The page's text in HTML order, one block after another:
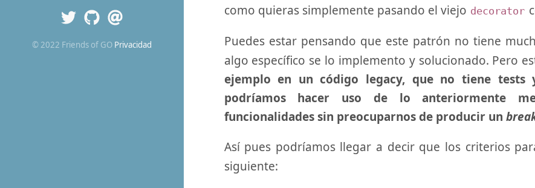
© 2022 Friends of GO Privacidad
como quieras simplemente pasando el viejo decorator
Puedes estar pensando que este patrón no tiene
algo específico se lo implemento y solucionado. Pero
ejemplo en un código legacy, que no tiene tests
podríamos hacer uso de lo anteriormente
funcionalidades sin preocuparnos de producir un
Así pues podríamos llegar a decir que los criterios
siguiente: